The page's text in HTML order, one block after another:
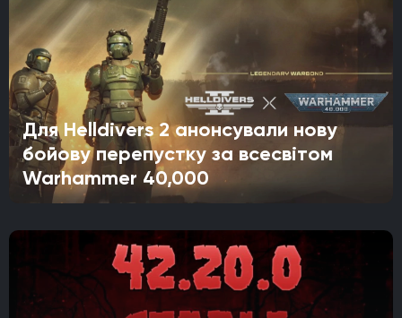
Для Helldivers 2 анонсували нову
бойову перепустку за всесвітом
Warhammer 40,000